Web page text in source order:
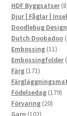
HDF Byggsatser 8
Djur | Fåglar |
Doodlebug Design
Dutch Doobadoo
Embossing 1111
Embossingfolder
Färg 171171
produkter
Födelsedag 179179
Förvaring 2020
Garn 102102